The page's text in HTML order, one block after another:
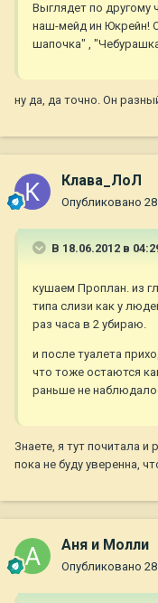
Выглядет по другому
наш-мейд ин Юкрейн!
шапочка" ,
ну да, да точно. Он
Клава_ЛоЛ
Опубликовано
В 18.06.2012 в
кушаем Проплан. из
типа слизи как у
раз часа в 2 убираю.
и после туалета
что тоже остаются
раньше не
Знаете, я тут почитала
пока не буду уверенна,
Аня и Молли
Опубликовано